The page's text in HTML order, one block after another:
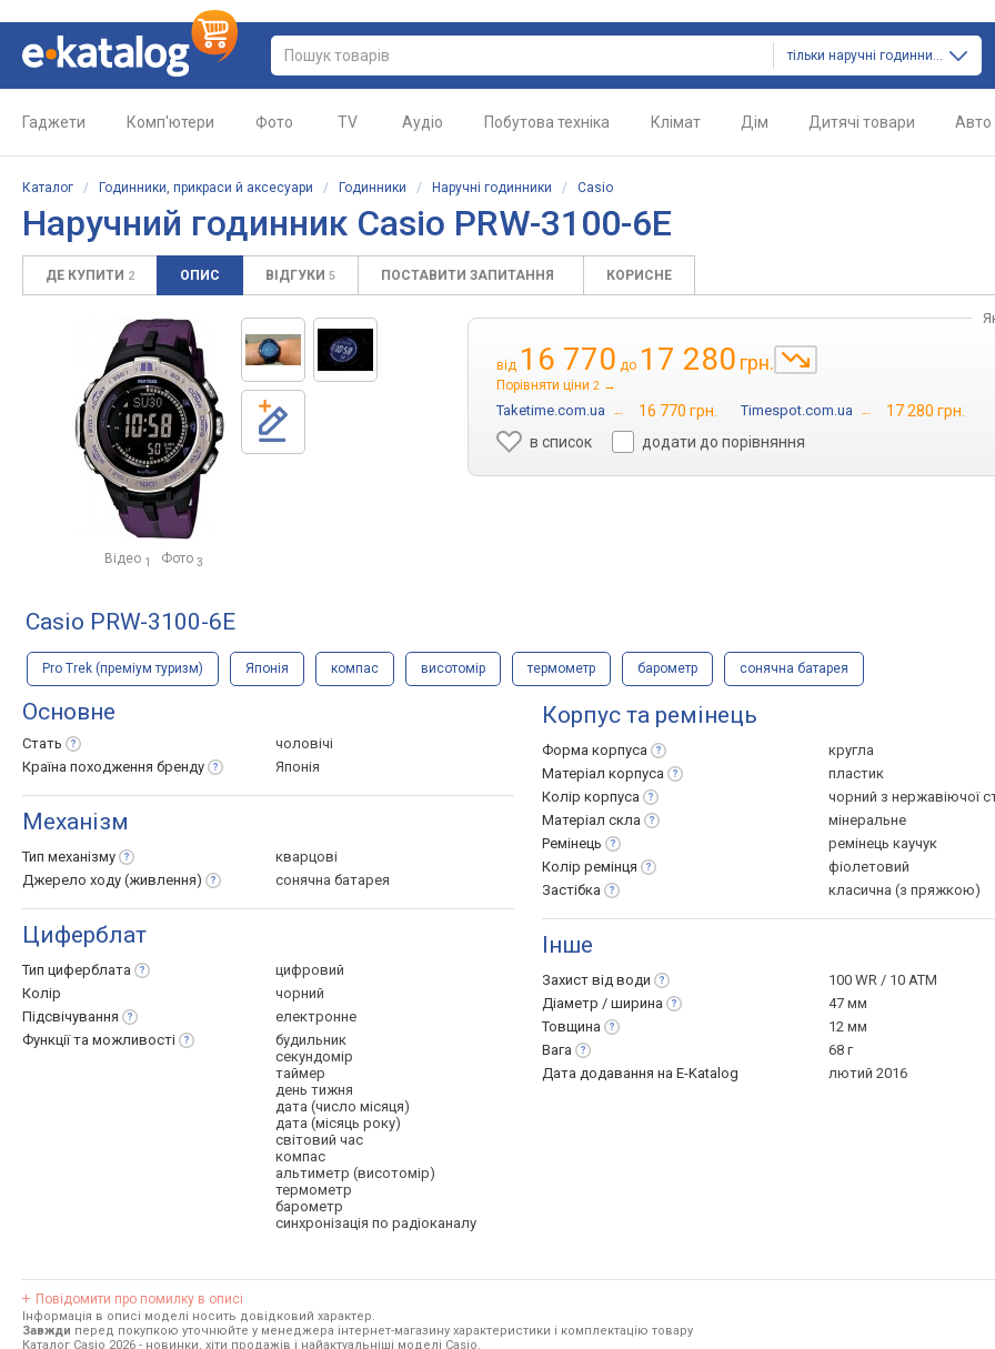
тільки наручні годинники
Гаджети Комп'ютери Фото TV Аудіо Побутова техніка Клімат Дім Дитячі товари Авто
Каталог / Годинники, прикраси й аксесуари / Годинники / Наручні годинники / Casio
Наручний годинник Casio PRW-3100-6E
ДЕ КУПИТИ 2 ОПИС ВІДГУКИ 5 ПОСТАВИТИ ЗАПИТАННЯ КОРИСНЕ
Відео 1 Фото 3
від 16 770 до 17 280 грн.
Порівняти ціни 2 →
Taketime.com.ua → 16 770 грн. Timespot.com.ua →
17 280 грн.
в список
додати до порівняння
Casio PRW-3100-6E
Pro Trek (преміум туризм) Японія компас висотомір термометр барометр сонячна батарея
Основне
Стать
чоловічі
Країна походження бренду Японія
Механізм
Тип механізму
кварцові
Джерело ходу (живлення) сонячна батарея
Циферблат
Тип циферблата
цифровий
Колір
чорний
Підсвічування
електронне
Функції та можливості
будильник
секундомір
таймер
день тижня
дата (число місяця)
дата (місяць року)
світовий час
компас
альтиметр (висотомір)
термометр
барометр
синхронізація по радіоканалу
Корпус та ремінець
Форма корпуса
кругла
Матеріал корпуса
пластик
Колір корпуса
чорний з нержавіючої
Матеріал скла
мінеральне
Ремінець
ремінець каучук
Колір ремінця
фіолетовий
Застібка
класична (з пряжкою)
Інше
Захист від води
100 WR / 10 ATM
Діаметр / ширина
47 мм
Товщина
12 мм
Вага
68 г
Дата додавання на E-Katalog
лютий 2016
Повідомити про помилку в описі
Інформація в описі моделі носить довідковий характер.
Завжди перед покупкою уточнюйте у менеджера інтернет-магазину характеристики і комплектацію товару
Каталог Casio 2026 - новинки, хіти продажів і найактуальніші моделі Casio.